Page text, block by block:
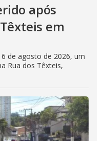
após
em
de agosto de 2026, um
Rua dos Têxteis,